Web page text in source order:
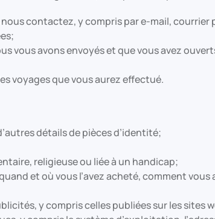
contactez, y compris par e-mail,
vous avons envoyés et que vous avez
voyages que vous aurez effectué.
détails de pièces d’identité;
religieuse ou liée à un handicap;
et où vous l’avez acheté, comment
y compris celles publiées sur les sites